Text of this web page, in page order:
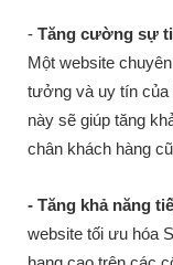
- Tăng cường sự
Một website
tưởng và uy tín của
này sẽ giúp tăng
chân khách hàng
- Tăng khả năng
website tối ưu hóa